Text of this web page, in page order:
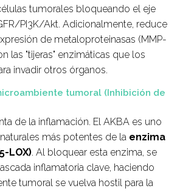
tumorales bloqueando el eje
PI3K/Akt. Adicionalmente, reduce
de metaloproteinasas (MMP-
las "tijeras" enzimáticas que los
invadir otros órganos.
tumoral (Inhibición de
de la inflamación. El AKBA es uno
más potentes de la enzima
LOX). Al bloquear esta enzima, se
inflamatoria clave, haciendo
tumoral se vuelva hostil para la